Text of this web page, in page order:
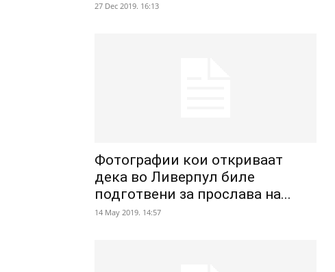
27 Dec 2019. 16:13
Фотографии кои откриваат
дека во Ливерпул биле
подготвени за прослава на...
14 May 2019. 14:57